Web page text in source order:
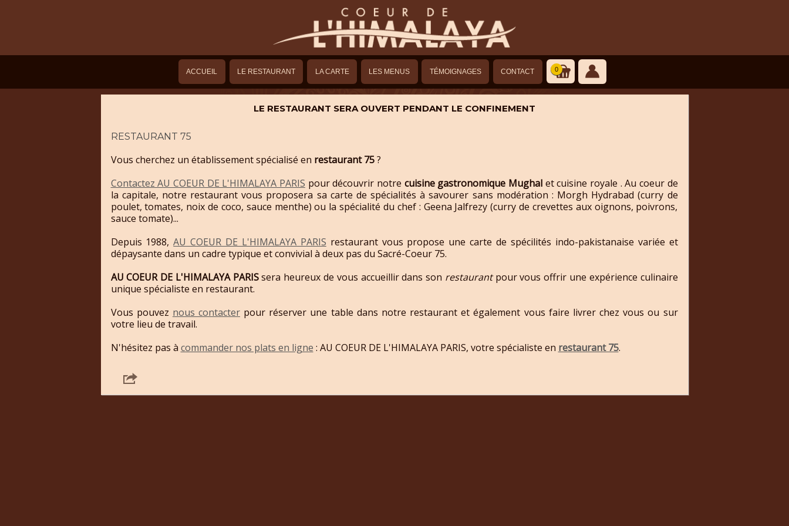
ACCUEIL LE RESTAURANT LA CARTE LES MENUS TÉMOIGNAGES CONTACT 0
LE RESTAURANT SERA OUVERT PENDANT LE CONFINEMENT
RESTAURANT 75
Vous cherchez un établissement spécialisé en restaurant 75?
Contactez AU COEUR DE L'HIMALAYA PARIS pour découvrir notre cuisine gastronomique Mughalet cuisine royale . Au coeur de
la capitale, notre restaurant vous proposera sa carte de spécialités à savourer sans modération : Morgh Hydrabad (curry de
poulet, tomates, noix de coco, sauce menthe) ou la spécialité du chef : Geena Jalfrezy (curry de crevettes aux oignons, poivrons,
sauce tomate)...
Depuis 1988,AU COEUR DE L'HIMALAYA PARIS restaurant vous propose une carte de spécilités indo-pakistanaise variée et
dépaysante dans un cadre typique et convivial à deux pas du Sacré-Coeur 75.
AU COEUR DE L'HIMALAYA PARISsera heureux de vous accueillir dans son restaurantpour vous offrir une expérience culinaire
unique spécialiste en restaurant.
Vous pouvez nous contacter pour réserver une table dans notre restaurant et également vous faire livrer chez vous ou sur
votre lieu de travail.
N'hésitez pas à commander nos plats en ligne : AU COEUR DE L'HIMALAYA PARIS, votre spécialiste en restaurant 75.